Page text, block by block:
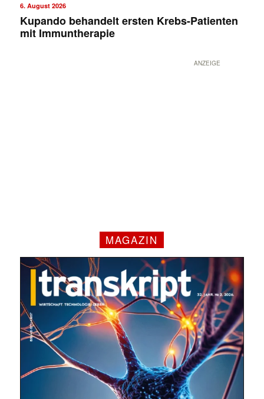
6. August 2026
Kupando behandelt ersten Krebs-Patienten
mit Immuntherapie
ANZEIGE
MAGAZIN